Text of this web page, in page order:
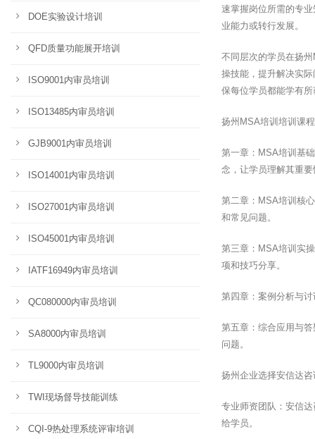
速掌握岗位所需的专
业能力或转行发展。
不同层次的学员在扬
操技能，提升解决实
保每位学员都能学有所
扬州MSA培训培训课
第一章：MSA培训基
念，让学员理解其重
第二章：MSA培训核
和常见问题。
第三章：MSA培训实
项和技巧分享。
第四章：案例分析与
第五章：综合应用与
问题。
扬州企业选择安信达
专业师资团队：安信
给学员。
DOE实验设计培训
QFD质量功能展开培训
ISO9001内审员培训
ISO13485内审员培训
GJB9001内审员培训
ISO14001内审员培训
ISO27001内审员培训
ISO45001内审员培训
IATF16949内审员培训
QC080000内审员培训
SA8000内审员培训
TL9000内审员培训
TWI现场督导技能训练
CQI-9热处理系统评审培训